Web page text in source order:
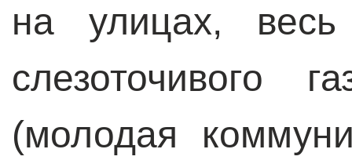
на улицах,
слезоточивого
(молодая